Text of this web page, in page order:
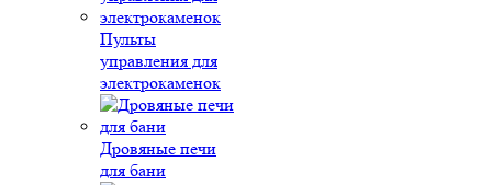
Пульты
управления для
электрокаменок
Дровяные печи
для бани